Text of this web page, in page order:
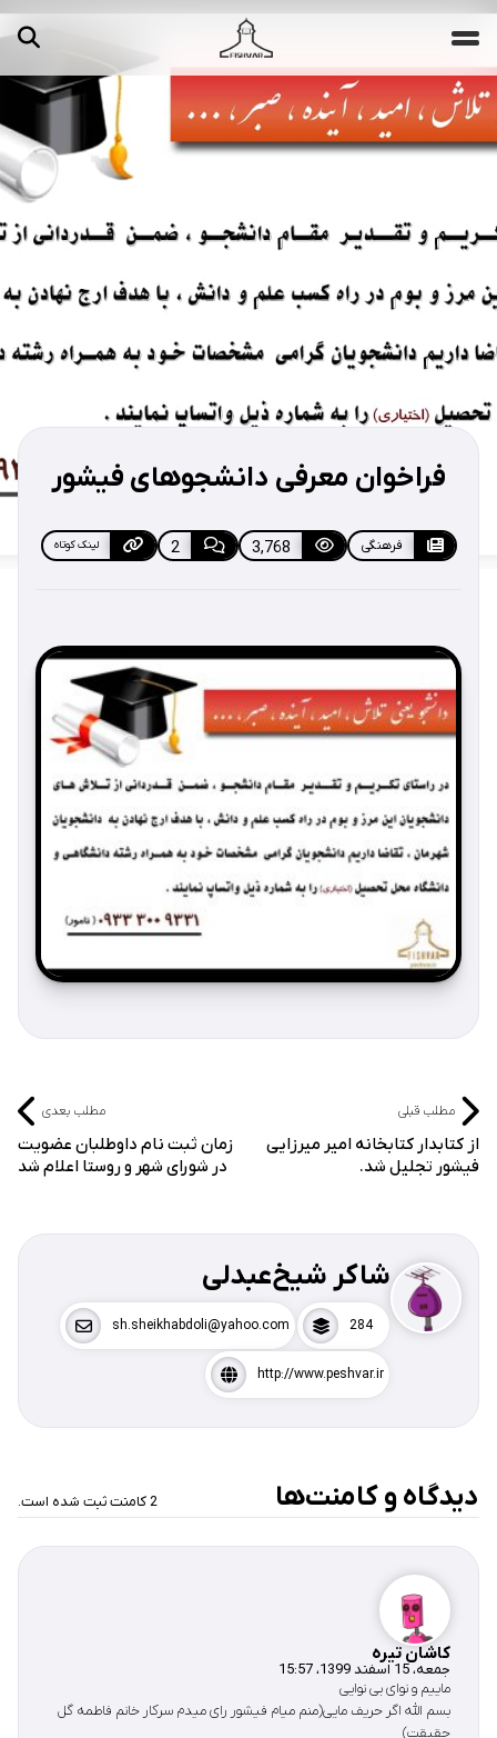
تصاویر
ویدیوها دسته‌بندی‌ها
جستجو ...
فراخوان معرفی دانشجوهای فیشور
فرهنگی 3,768
2 لینک کوتاه
مطلب قبلی
از کتابدار کتابخانه امیر میرزایی
فیشور تجلیل شد.
مطلب بعدی
زمان ثبت نام داوطلبان عضویت
در شورای شهر و روستا اعلام شد
شاکر شیخ‌عبدلی
284
sh.sheikhabdoli@yahoo.com
http://www.peshvar.ir
دیدگاه‌ و کامنت‌ها 2 کامنت ثبت شده است.
کاشان تیره
جمعه، 15 اسفند 1399، 15:57
ماییم و نوای بی نوایی
بسم الله اگر حریف مایی(منم میام فیشور رای میدم سرکار خانم فاطمه گل
حقیقت)